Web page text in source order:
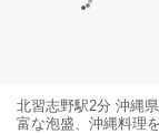
北習志野駅2分 沖縄
富な泡盛、沖縄料理